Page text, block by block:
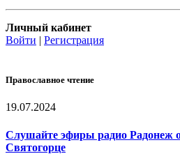
Личный кабинет
Войти | Регистрация
Православное чтение
19.07.2024
Слушайте эфиры радио Радонеж
Святогорце